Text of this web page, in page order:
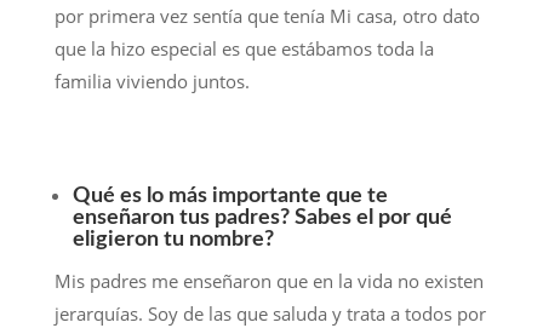
por primera vez sentía que tenía Mi casa, otro dato
que la hizo especial es que estábamos toda la
familia viviendo juntos.
Qué es lo más importante que te
enseñaron tus padres? Sabes el por qué
eligieron tu nombre?
Mis padres me enseñaron que en la vida no existen
jerarquías. Soy de las que saluda y trata a todos por